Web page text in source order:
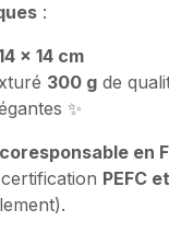
:
x 14 cm
300 g de
✨
en
PEFC